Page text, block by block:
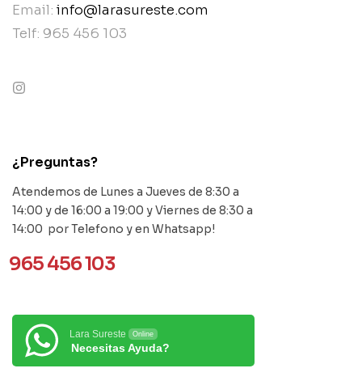
Email: info@larasureste.com
Telf: 965 456 103
¿Preguntas?
Atendemos de Lunes a Jueves de 8:30 a
14:00 y de 16:00 a 19:00 y Viernes de 8:30 a
14:00 por Telefono y en Whatsapp!
965 456 103
Lara Sureste Online
Necesitas Ayuda?